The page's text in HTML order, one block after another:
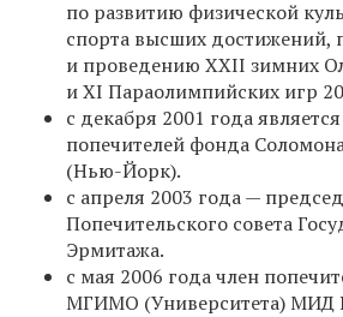
по развитию физической
спорта высших достижений,
и проведению XXII зимних
и XI Параолимпийских игр
с декабря 2001 года
попечителей фонда
(Нью-Йорк).
с апреля 2003 года —
Попечительского совета
Эрмитажа.
с мая 2006 годачлен
МГИМО (Университета) МИД